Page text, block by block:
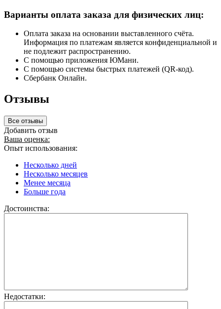
Варианты оплата заказа для физических лиц:
Оплата заказа на основании выставленного счёта.
Информация по платежам является конфиденциальной и
не подлежит распространению.
С помощью приложения ЮМани.
С помощью системы быстрых платежей (QR-код).
Сбербанк Онлайн.
Отзывы
Все отзывы
Добавить отзыв
Ваша оценка:
Опыт использования:
Несколько дней
Несколько месяцев
Менее месяца
Больше года
Достоинства:
Недостатки: